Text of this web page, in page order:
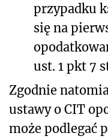
przypadku
się na
ust. 1 pkt 7
Zgodnie
ustawy o CIT
może podlegać